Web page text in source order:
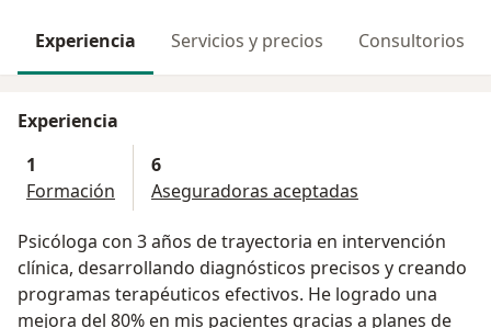
Experiencia Servicios y precios Consultorios
Experiencia
1
Formación
6
Aseguradoras aceptadas
Psicóloga con 3 años de trayectoria en intervención
clínica, desarrollando diagnósticos precisos y creando
programas terapéuticos efectivos. He logrado una
mejora del 80% en mis pacientes gracias a planes de